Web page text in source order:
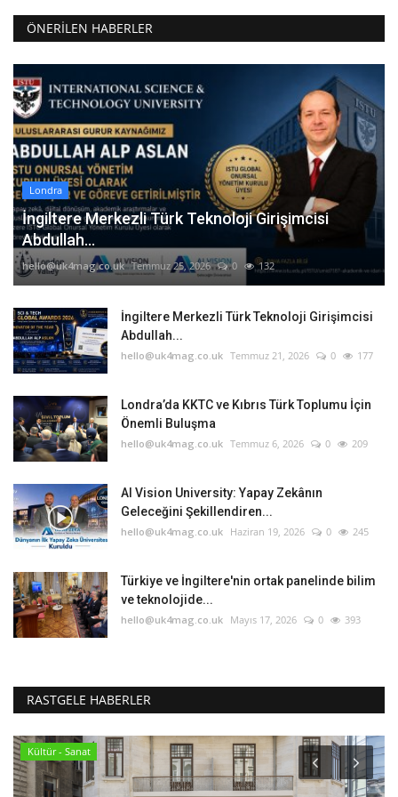
ÖNERILEN HABERLER
Londra
İngiltere Merkezli Türk Teknoloji Girişimcisi
Abdullah...
hello@uk4mag.co.uk Temmuz 25, 2026 0 132
İngiltere Merkezli Türk Teknoloji Girişimcisi
Abdullah...
hello@uk4mag.co.uk Temmuz 21, 2026 0 177
Londra’da KKTC ve Kıbrıs Türk Toplumu İçin
Önemli Buluşma
hello@uk4mag.co.uk Temmuz 6, 2026 0 209
AI Vision University: Yapay Zekânın
Geleceğini Şekillendiren...
hello@uk4mag.co.uk Haziran 19, 2026 0 245
Türkiye ve İngiltere'nin ortak panelinde bilim
ve teknolojide...
hello@uk4mag.co.uk Mayıs 17, 2026 0 393
RASTGELE HABERLER
Kültür - Sanat